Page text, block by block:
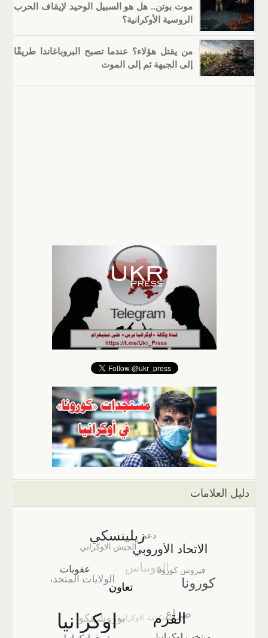
موت بوتن.. هل هو السبيل الوحيد لإيقاف الحرب
الروسية الأوكرانية؟
من يقتل هؤلاء؟ عندما تصبح البروباغاندا طريقًا
إلى الجبهة ثم إلى الموت
دليل العلامات